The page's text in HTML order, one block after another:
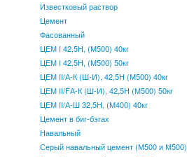
Известковый раствор
Цемент
Фасованный
ЦЕМ I 42,5Н, (М500) 40кг
ЦЕМ I 42,5Н, (М500) 50кг
ЦЕМ II/А-К (Ш-И), 42,5Н (М500) 40кг
ЦЕМ II/FА-К (Ш-И), 42,5Н (М500) 50кг
ЦЕМ II/А-Ш 32,5Н, (М400) 40кг
Цемент в биг-бэгах
Навальный
Серый навальный цемент (М500 и М500)